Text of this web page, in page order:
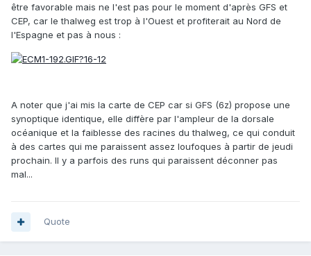
être favorable mais ne l'est pas pour le moment d'après GFS et
CEP, car le thalweg est trop à l'Ouest et profiterait au Nord de
l'Espagne et pas à nous :
A noter que j'ai mis la carte de CEP car si GFS (6z) propose une
synoptique identique, elle diffère par l'ampleur de la dorsale
océanique et la faiblesse des racines du thalweg, ce qui conduit
à des cartes qui me paraissent assez loufoques à partir de jeudi
prochain. Il y a parfois des runs qui paraissent déconner pas
mal...
Quote